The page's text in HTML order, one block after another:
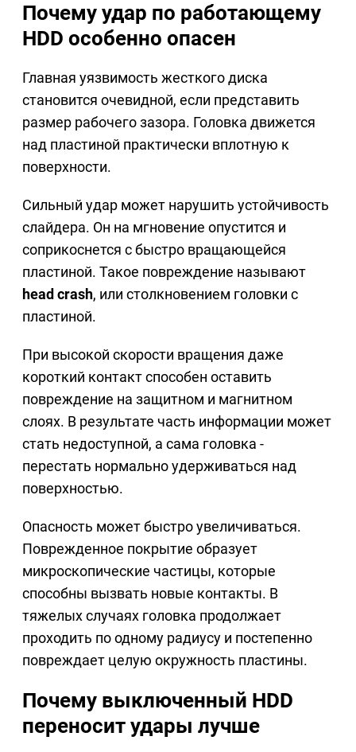
Почему удар по работающему
HDD особенно опасен
Главная уязвимость жесткого диска
становится очевидной, если представить
размер рабочего зазора. Головка движется
над пластиной практически вплотную к
поверхности.
Сильный удар может нарушить устойчивость
слайдера. Он на мгновение опустится и
соприкоснется с быстро вращающейся
пластиной. Такое повреждение называют
head crash, или столкновением головки с
пластиной.
При высокой скорости вращения даже
короткий контакт способен оставить
повреждение на защитном и магнитном
слоях. В результате часть информации может
стать недоступной, а сама головка -
перестать нормально удерживаться над
поверхностью.
Опасность может быстро увеличиваться.
Поврежденное покрытие образует
микроскопические частицы, которые
способны вызвать новые контакты. В
тяжелых случаях головка продолжает
проходить по одному радиусу и постепенно
повреждает целую окружность пластины.
Почему выключенный HDD
переносит удары лучше